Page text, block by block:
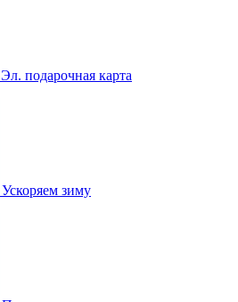
Эл. подарочная карта
Ускоряем зиму